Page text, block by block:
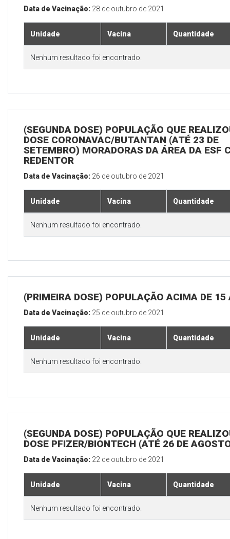
Data de Vacinação: 28 de outubro de 2021
Unidade Vacina Quantidade
Nenhum resultado foi encontrado.
(SEGUNDA DOSE) POPULAÇÃO QUE
DOSE CORONAVAC/BUTANTAN (ATÉ 23 DE
SETEMBRO) MORADORAS DA ÁREA DA ESF
REDENTOR
Data de Vacinação: 26 de outubro de 2021
Unidade Vacina Quantidade
Nenhum resultado foi encontrado.
(PRIMEIRA DOSE) POPULAÇÃO ACIMA DE 15
Data de Vacinação: 25 de outubro de 2021
Unidade Vacina Quantidade
Nenhum resultado foi encontrado.
(SEGUNDA DOSE) POPULAÇÃO QUE
DOSE PFIZER/BIONTECH (ATÉ 26 DE
Data de Vacinação: 22 de outubro de 2021
Unidade Vacina Quantidade
Nenhum resultado foi encontrado.